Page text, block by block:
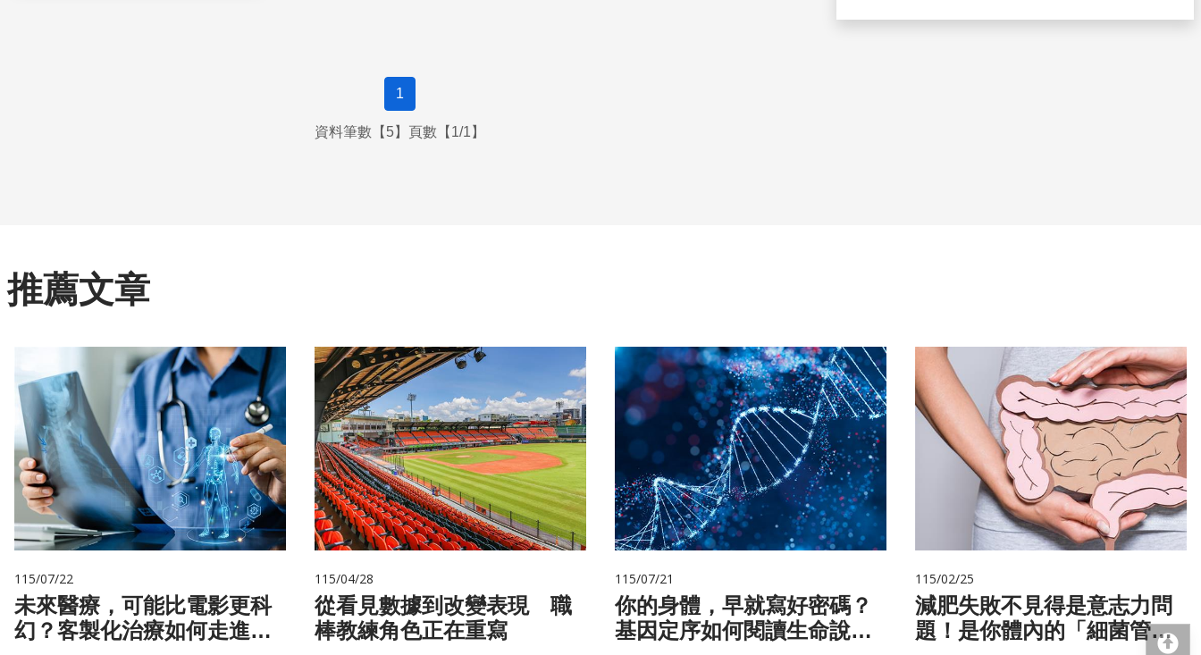
1
資料筆數【5】頁數【1/1】
推薦文章
115/07/22
未來醫療，可能比電影更科
幻？客製化治療如何走進真
115/04/28
從看見數據到改變表現 職
棒教練角色正在重寫
115/07/21
你的身體，早就寫好密碼？
基因定序如何閱讀生命說明
115/02/25
減肥失敗不見得是意志力問
題！是你體內的「細菌管
回